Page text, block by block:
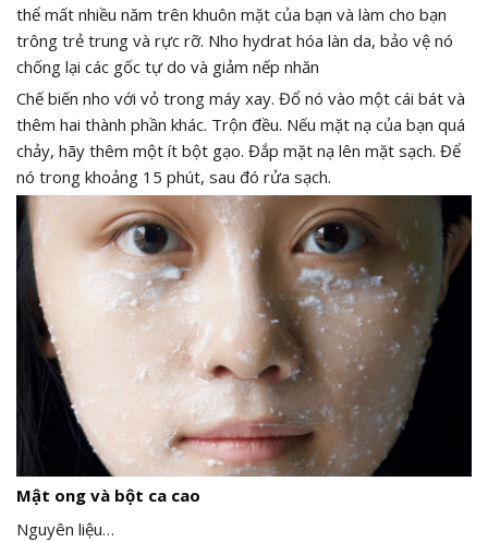
thể mất nhiều năm trên khuôn mặt của bạn và làm cho bạn
trông trẻ trung và rực rỡ. Nho hydrat hóa làn da, bảo vệ nó
chống lại các gốc tự do và giảm nếp nhăn
Chế biến nho với vỏ trong máy xay. Đổ nó vào một cái bát và
thêm hai thành phần khác. Trộn đều. Nếu mặt nạ của bạn quá
chảy, hãy thêm một ít bột gạo. Đắp mặt nạ lên mặt sạch. Để
nó trong khoảng 15 phút, sau đó rửa sạch.
Mật ong và bột ca cao
Nguyên liệu…